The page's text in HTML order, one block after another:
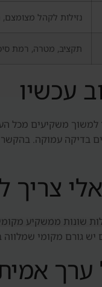
נזילות לקהל מצומצם,
תקציב, מטרה, רמת
עכשיו
למשוך משקיעים מכל
צריך
שונות ממשקיע
גורם מקומי
ערך